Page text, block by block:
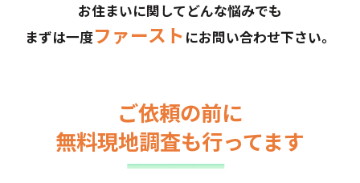
お住まいに関してどんな悩みでも
まずは一度ファースト にお問い合わせ下さい。
ご依頼の前に
無料現地調査も行ってます